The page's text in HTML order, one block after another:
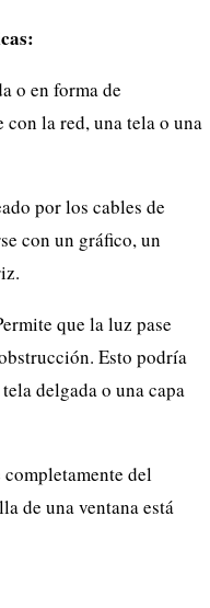
o en forma de
la red, una tela o una
por los cables de
con un gráfico, un
que la luz pase
Esto podría
delgada o una capa
del
de una ventana está